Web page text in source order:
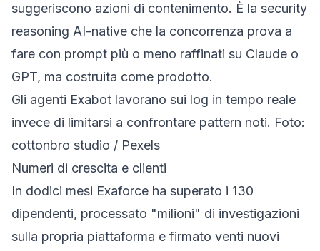
suggeriscono azioni di contenimento. È la security
reasoning AI-native che la concorrenza prova a
fare con prompt più o meno raffinati su Claude o
GPT, ma costruita come prodotto.
Gli agenti Exabot lavorano sui log in tempo reale
invece di limitarsi a confrontare pattern noti. Foto:
cottonbro studio / Pexels
Numeri di crescita e clienti
In dodici mesi Exaforce ha superato i 130
dipendenti, processato "milioni" di investigazioni
sulla propria piattaforma e firmato venti nuovi